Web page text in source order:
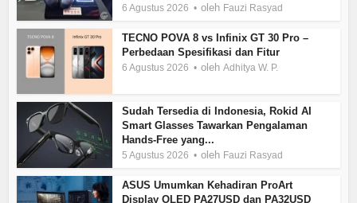
6 Agustus 2026 oleh Fauzi Rasyad
TECNO POVA 8 vs Infinix GT 30 Pro –
Perbedaan Spesifikasi dan Fitur
6 Agustus 2026 olehAdhitya W. P.
Sudah Tersedia di Indonesia, Rokid AI
Smart Glasses Tawarkan Pengalaman
Hands-Free yang...
5 Agustus 2026 oleh Fauzi Rasyad
ASUS Umumkan Kehadiran ProArt
Display OLED PA27USD dan PA32USD